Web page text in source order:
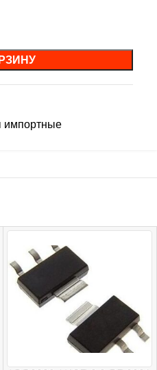
импортные